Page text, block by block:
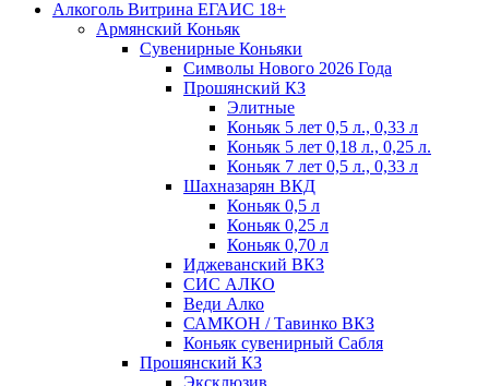
Алкоголь Витрина ЕГАИС 18+
Армянский Коньяк
Сувенирные Коньяки
Символы Нового 2026 Года
Прошянский КЗ
Элитные
Коньяк 5 лет 0,5 л., 0,33 л
Коньяк 5 лет 0,18 л., 0,25 л.
Коньяк 7 лет 0,5 л., 0,33 л
Шахназарян ВКД
Коньяк 0,5 л
Коньяк 0,25 л
Коньяк 0,70 л
Иджеванский ВКЗ
СИС АЛКО
Веди Алко
САМКОН / Тавинко ВКЗ
Коньяк сувенирный Сабля
Прошянский КЗ
Эксклюзив